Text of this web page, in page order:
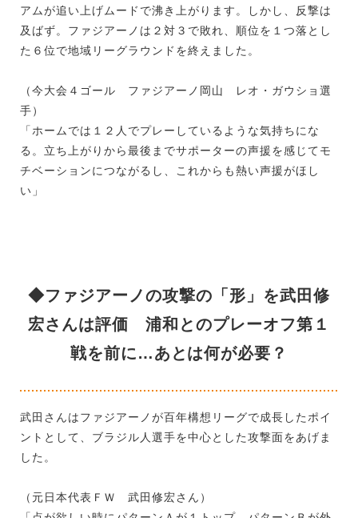
アムが追い上げムードで沸き上がります。しかし、反撃は
及ばず。ファジアーノは２対３で敗れ、順位を１つ落とし
た６位で地域リーグラウンドを終えました。
（今大会４ゴール ファジアーノ岡山 レオ・ガウショ選
手）
「ホームでは１２人でプレーしているような気持ちにな
る。立ち上がりから最後までサポーターの声援を感じてモ
チベーションにつながるし、これからも熱い声援がほし
い」
◆ファジアーノの攻撃の「形」を武田修
宏さんは評価 浦和とのプレーオフ第１
戦を前に…あとは何が必要？
武田さんはファジアーノが百年構想リーグで成長したポイ
ントとして、ブラジル人選手を中心とした攻撃面をあげま
した。
（元日本代表ＦＷ 武田修宏さん）